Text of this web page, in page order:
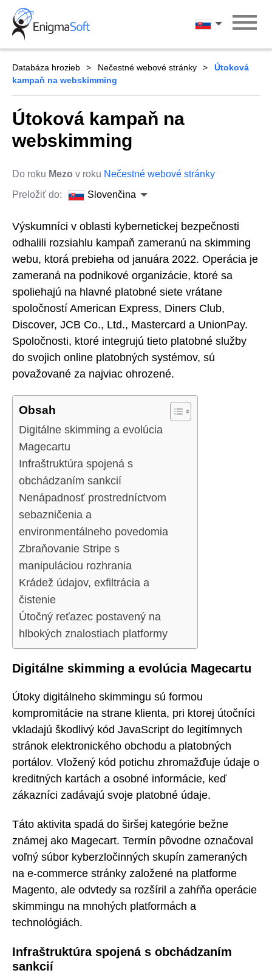
Skip
content
Slovenčina
Databáza hrozieb Nečestné webové stránky
Útoková
kampaň na webskimming
Útoková kampaň na
webskimming
Do roku Mezo v roku Nečestné webové stránky
Preložiť do:
Slovenčina
Výskumníci v oblasti kybernetickej bezpečnosti
odhalili rozsiahlu kampaň zameranú na skimming
webu, ktorá prebieha od januára 2022. Operácia je
zameraná na podnikové organizácie, ktoré sa
spoliehajú na hlavné platobné siete vrátane
spoločností American Express, Diners Club,
Discover, JCB Co., Ltd., Mastercard a UnionPay.
Spoločnosti, ktoré integrujú tieto platobné služby
do svojich online platobných systémov, sú
považované za najviac ohrozené.
Obsah
Digitálne skimming a evolúcia
Magecartu
Infraštruktúra spojená s
obchádzaním sankcií
Nenápadnosť prostredníctvom
sebazničenia a
environmentálneho povedomia
Zbraňovanie Stripe s
manipuláciou rozhrania
Krádež údajov, exfiltrácia a
čistenie
Útočný reťazec postavený na
hlbokých znalostiach platformy
Digitálne skimming a evolúcia Magecartu
Útoky digitálneho skimmingu sú formou
kompromitácie na strane klienta, pri ktorej útočníci
vkladajú škodlivý kód JavaScript do legitímnych
stránok elektronického obchodu a platobných
portálov. Vložený kód potichu zhromažďuje údaje o
kreditných kartách a osobné informácie, keď
zákazníci zadávajú svoje platobné údaje.
Táto aktivita spadá do širšej kategórie bežne
známej ako Magecart. Termín pôvodne označoval
voľný súbor kyberzločinných skupín zameraných
na e-commerce stránky založené na platforme
Magento, ale odvtedy sa rozšíril a zahŕňa operácie
skimmingu na mnohých platformách a
technológiách.
Infraštruktúra spojená s obchádzaním
sankcií